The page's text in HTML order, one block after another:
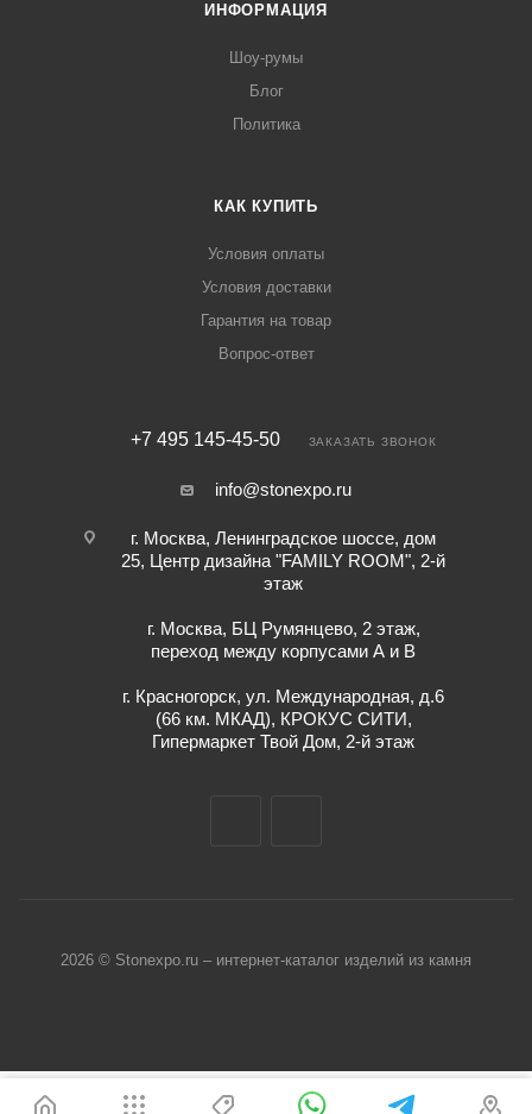
ИНФОРМАЦИЯ
Шоу-румы
Блог
Политика
КАК КУПИТЬ
Условия оплаты
Условия доставки
Гарантия на товар
Вопрос-ответ
+7 495 145-45-50 ЗАКАЗАТЬ ЗВОНОК
info@stonexpo.ru
г. Москва, Ленинградское шоссе, дом
25, Центр дизайна "FAMILY ROOM", 2-й
этаж
г. Москва, БЦ Румянцево, 2 этаж,
переход между корпусами А и В
г. Красногорск, ул. Международная, д.6
(66 км. МКАД), КРОКУС СИТИ,
Гипермаркет Твой Дом, 2-й этаж
2026 © Stonexpo.ru – интернет-каталог изделий из камня